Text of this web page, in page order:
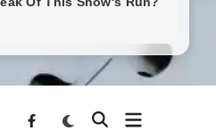
Menu